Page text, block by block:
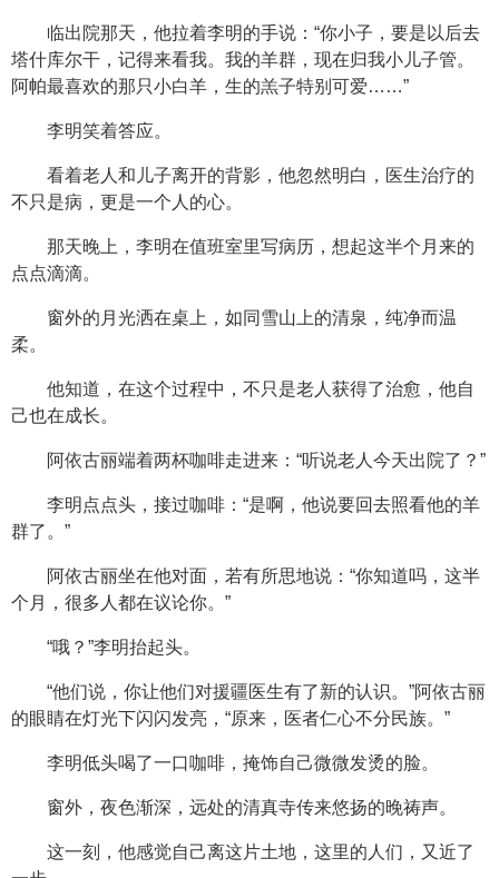
临出院那天，他拉着李明的手说：“你小子，要是以后去
塔什库尔干，记得来看我。我的羊群，现在归我小儿子管。
阿帕最喜欢的那只小白羊，生的羔子特别可爱……”
李明笑着答应。
看着老人和儿子离开的背影，他忽然明白，医生治疗的
不只是病，更是一个人的心。
那天晚上，李明在值班室里写病历，想起这半个月来的
点点滴滴。
窗外的月光洒在桌上，如同雪山上的清泉，纯净而温
柔。
他知道，在这个过程中，不只是老人获得了治愈，他自
己也在成长。
阿依古丽端着两杯咖啡走进来：“听说老人今天出院了？”
李明点点头，接过咖啡：“是啊，他说要回去照看他的羊
群了。”
阿依古丽坐在他对面，若有所思地说：“你知道吗，这半
个月，很多人都在议论你。”
“哦？”李明抬起头。
“他们说，你让他们对援疆医生有了新的认识。”阿依古丽
的眼睛在灯光下闪闪发亮，“原来，医者仁心不分民族。”
李明低头喝了一口咖啡，掩饰自己微微发烫的脸。
窗外，夜色渐深，远处的清真寺传来悠扬的晚祷声。
这一刻，他感觉自己离这片土地，这里的人们，又近了